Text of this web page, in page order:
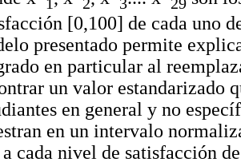
[0,100] de cada uno
presentado permite
en particular al
un valor estandarizado
en general y no
en un intervalo
a cada nivel de satisfacción